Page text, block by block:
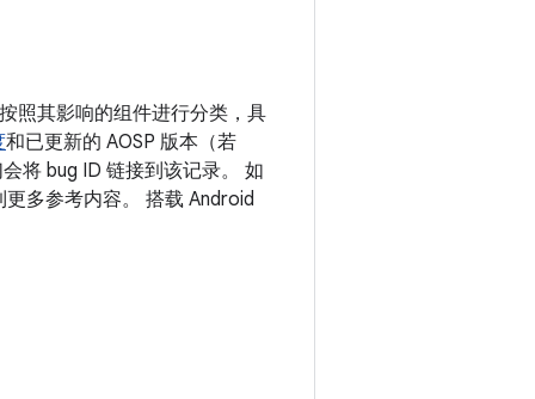
照其影响的组件进行分类，具
和已更新的 AOSP 版本（若
将 bug ID 链接到该记录。 如
多参考内容。 搭载 Android